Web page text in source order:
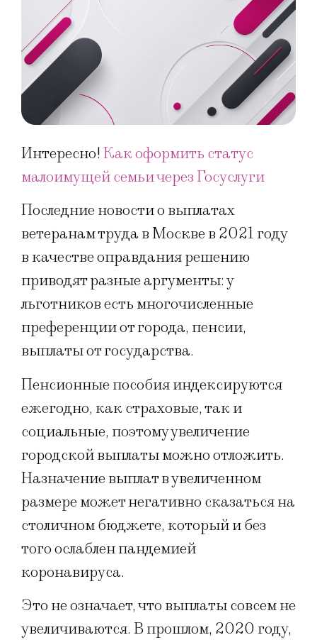
Интересно!Как оформить статус
малоимущей семьи через Госуслуги
Последние новости о выплатах
ветеранам труда в Москве в 2021 году
в качестве оправдания решению
приводят разные аргументы: у
льготников есть многочисленные
преференции от города, пенсии,
выплаты от государства.
Пенсионные пособия индексируются
ежегодно, как страховые, так и
социальные, поэтому увеличение
городской выплаты можно отложить.
Назначение выплат в увеличенном
размере может негативно сказаться на
столичном бюджете, который и без
того ослаблен пандемией
коронавируса.
Это не означает, что выплаты совсем не
увеличиваются. В прошлом, 2020 году,